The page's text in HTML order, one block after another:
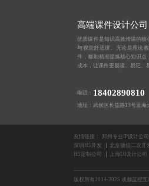
高端课件设计公司
优质课件是知识高效传递的
与视觉舒适度。无论是理论
件，都能精准提炼核心知识
成本，让课件更易读、易记、
电话： 18402890810
地址：武侯区长益路13号蓝海
友情链接： 郑州专业IP设计公司
深圳H5开发
北京微信二次开
H5定制公司
上海UI设计公司
版权所有2014-2025 成都蓝橙互